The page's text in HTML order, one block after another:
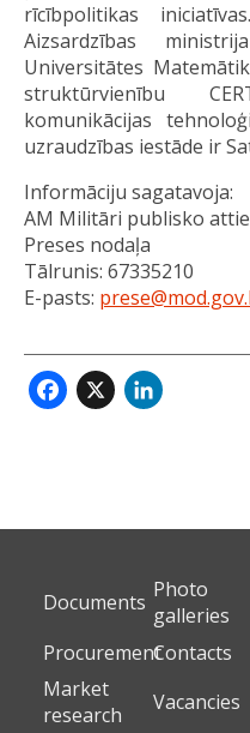
rīcībpolitikas
Aizsardzības
Universitātes
struktūrvienību
komunikācijas
uzraudzības iestāde ir
Informāciju sagatavoja:
AM Militāri publisko
Preses nodaļa
Tālrunis: 67335210
E-pasts:
Facebook
X
Documents Photo
galleries
ProcurementContacts
Market
research
Vacancies